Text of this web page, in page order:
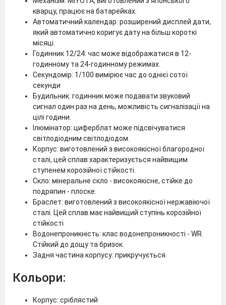
кварцу, працює на батарейках.
Автоматичний календар: розширений дисплей дати,
який автоматично коригує дату на більш короткі
місяці.
Годинник 12/24: час може відображатися в 12-
годинному та 24-годинному режимах.
Секундомір: 1/100 вимірює час до однієї сотої
секунди
Будильник: годинник може подавати звуковий
сигнал один раз на день, можливість сигналізації на
цілі години.
Ілюмінатор: циферблат може підсвічуватися
світлодіодним світлодіодом.
Корпус: виготовлений з високоякісної благородної
сталі, цей сплав характеризується найвищим
ступенем корозійної стійкості.
Скло: мінеральне скло - високоякісне, стійке до
подряпин - плоске.
Браслет: виготовлений з високоякісної нержавіючої
сталі. Цей сплав має найвищий ступінь корозійної
стійкості
Водонепроникність: клас водонепроникності - WR.
Стійкий до дощу та бризок.
Задня частина корпусу: прикручується.
Кольори:
Корпус: сріблястий